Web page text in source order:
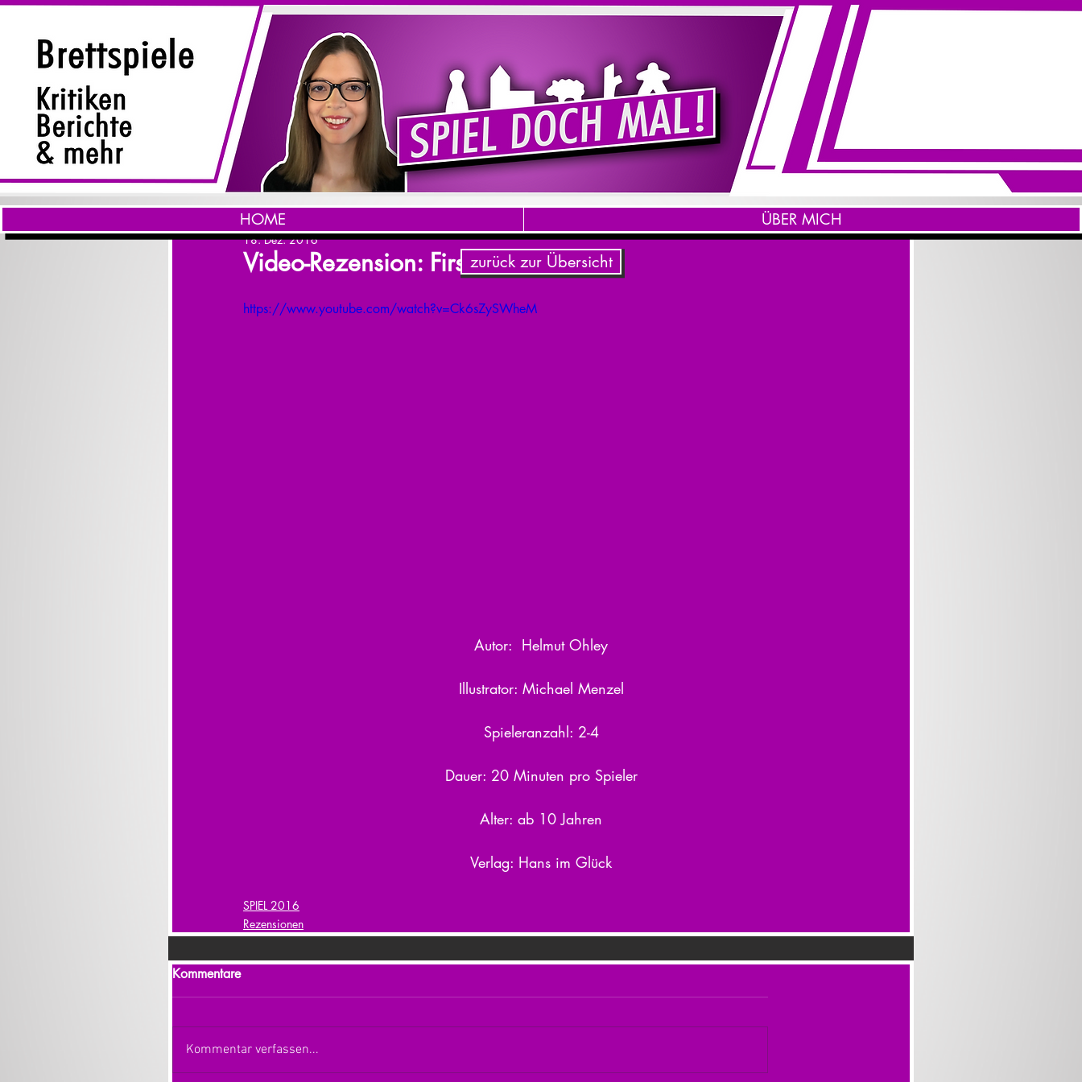
Video-Rezension: First Class
18. Dez. 2016
https://www.youtube.com/watch?v=Ck6sZySWheM
Autor:  Helmut Ohley
Illustrator: Michael Menzel
Spieleranzahl: 2-4
Dauer: 20 Minuten pro Spieler
Alter: ab 10 Jahren
Verlag: Hans im Glück
SPIEL 2016
Rezensionen
Kommentare
Kommentar verfassen...
zurück zur Übersicht
HOME ÜBER MICH